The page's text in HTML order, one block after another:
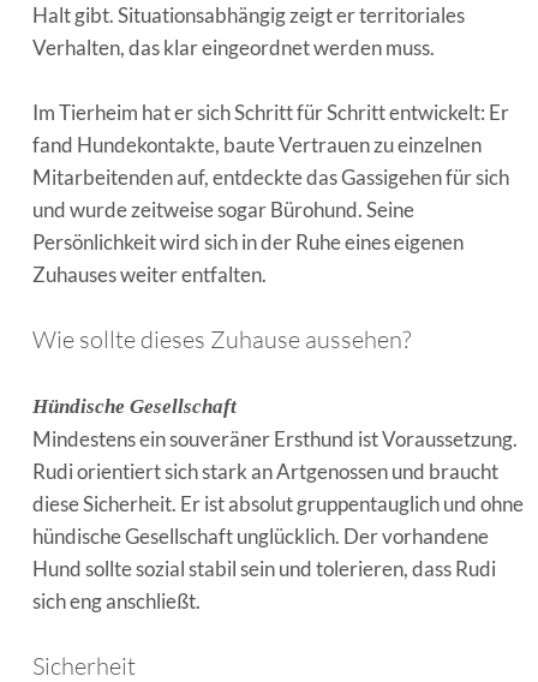
Halt gibt. Situationsabhängig zeigt er territoriales
Verhalten, das klar eingeordnet werden muss.
Im Tierheim hat er sich Schritt für Schritt entwickelt: Er
fand Hundekontakte, baute Vertrauen zu einzelnen
Mitarbeitenden auf, entdeckte das Gassigehen für sich
und wurde zeitweise sogar Bürohund. Seine
Persönlichkeit wird sich in der Ruhe eines eigenen
Zuhauses weiter entfalten.
Wie sollte dieses Zuhause aussehen?
Hündische Gesellschaft
Mindestens ein souveräner Ersthund ist Voraussetzung.
Rudi orientiert sich stark an Artgenossen und braucht
diese Sicherheit. Er ist absolut gruppentauglich und ohne
hündische Gesellschaft unglücklich. Der vorhandene
Hund sollte sozial stabil sein und tolerieren, dass Rudi
sich eng anschließt.
Sicherheit